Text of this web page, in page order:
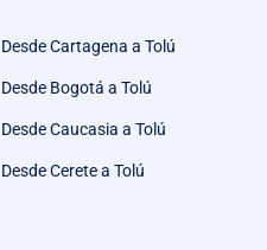
Desde Cartagena a Tolú
Desde Bogotá a Tolú
Desde Caucasia a Tolú
Desde Cerete a Tolú